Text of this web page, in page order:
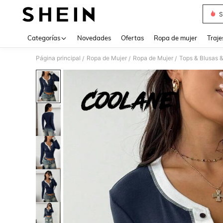
Categorías Novedades Ofertas Ropa de mujer
Página principal / Ropa de Mujer / Ropa de Mujer / Tops & Blusas